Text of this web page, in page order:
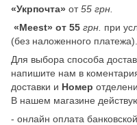
«Укрпочта» от55 грн.
«Meest» от 55 грн. при
(без наложенного платежа).
Для выбора способа
напишите нам в
доставки и Номер
В нашем магазине
- онлайн оплата